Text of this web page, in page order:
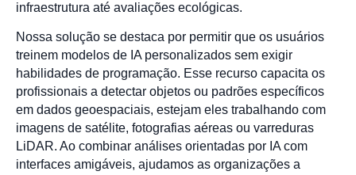
infraestrutura até avaliações ecológicas.
Nossa solução se destaca por permitir que os usuários
treinem modelos de IA personalizados sem exigir
habilidades de programação. Esse recurso capacita os
profissionais a detectar objetos ou padrões específicos
em dados geoespaciais, estejam eles trabalhando com
imagens de satélite, fotografias aéreas ou varreduras
LiDAR. Ao combinar análises orientadas por IA com
interfaces amigáveis, ajudamos as organizações a